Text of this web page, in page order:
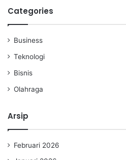
Categories
Business
Teknologi
Bisnis
Olahraga
Arsip
Februari 2026